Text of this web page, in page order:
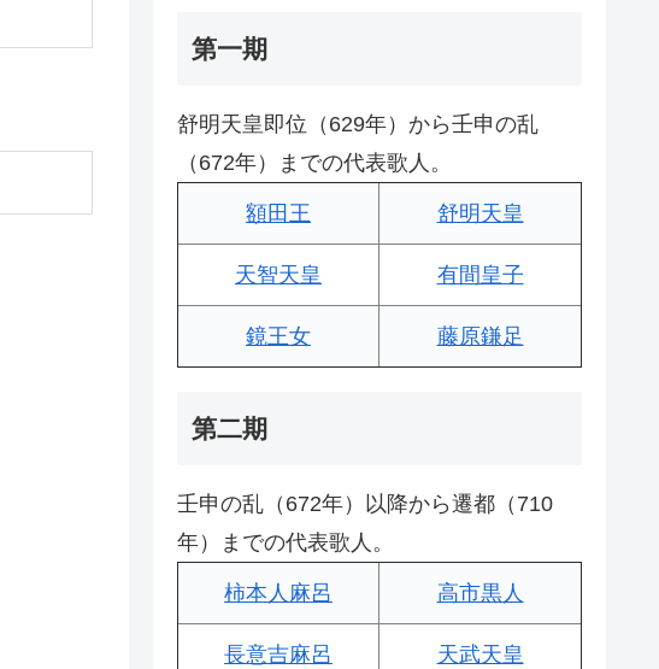
第一期
舒明天皇即位（629年）から壬申の乱
（672年）までの代表歌人。
額田王 舒明天皇
天智天皇 有間皇子
鏡王女 藤原鎌足
第二期
壬申の乱（672年）以降から遷都（710
年）までの代表歌人。
柿本人麻呂 高市黒人
長意吉麻呂 天武天皇